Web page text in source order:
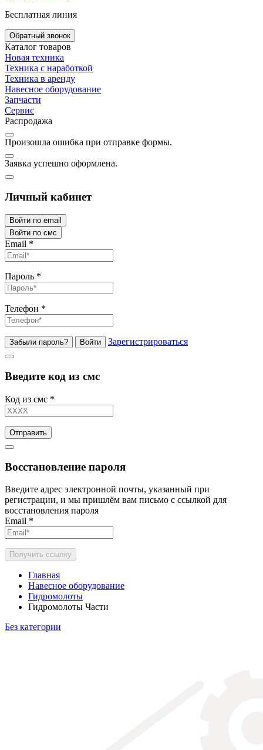
Бесплатная линия
Обратный звонок
Каталог товаров
Новая техника
Техника с наработкой
Техника в аренду
Навесное оборудование
Запчасти
Сервис
Распродажа
Произошла ошибка при отправке формы.
Заявка успешно оформлена.
Личный кабинет
Войти по email
Войти по смс
Email *
Пароль *
Телефон *
Забыли пароль? Войти Зарегистрироваться
Введите код из смс
Код из смс *
Отправить
Восстановление пароля
Введите адрес электронной почты, указанный при
регистрации, и мы пришлём вам письмо с ссылкой для
восстановления пароля
Email *
Получить ссылку
Главная
Навесное оборудование
Гидромолоты
Гидромолоты Части
Без категории